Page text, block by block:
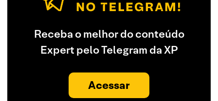
Receba o melhor do conteúdo
Expert pelo Telegram da XP
Acessar